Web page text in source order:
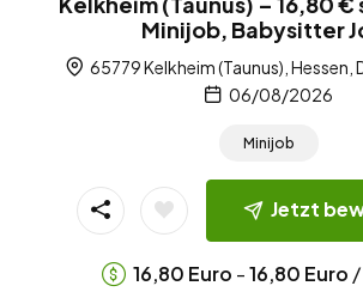
Minijob, Babysitter
65779 Kelkheim (Taunus), Hessen,
06/08/2026
Minijob
Jetzt
16,80 Euro -16,80 Euro